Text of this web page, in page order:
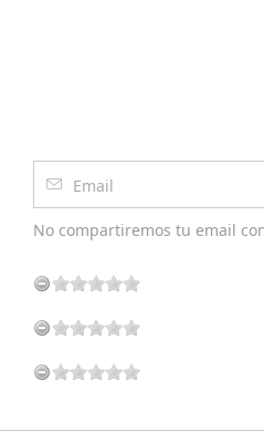
No compartiremos tu email